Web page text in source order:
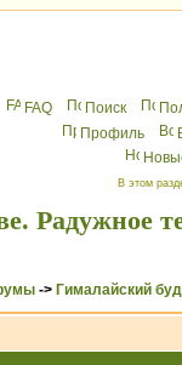
FAQ Поиск
Профиль
В этом
Радужное
-> Гималайский